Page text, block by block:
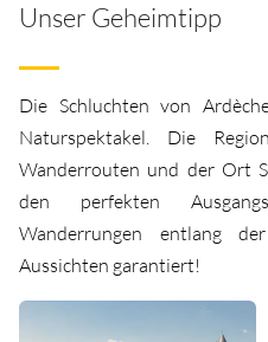
Unser Geheimtipp
Die Schluchten von
Naturspektakel. Die
Wanderrouten und der Ort
den perfekten
Wanderrungen entlang
Aussichten garantiert!